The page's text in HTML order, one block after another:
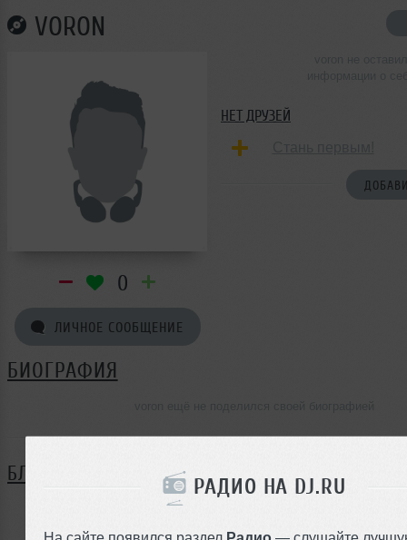
РАДИО НА DJ.RU
На сайте появился раздел Радио — слушайте
VORON
0
ЛИЧНОЕ СООБЩЕНИЕ
НЕТ ДРУЗЕЙ
БИОГРАФИЯ
БЛОГ